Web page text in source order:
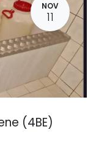
NOV
11
(4BE)